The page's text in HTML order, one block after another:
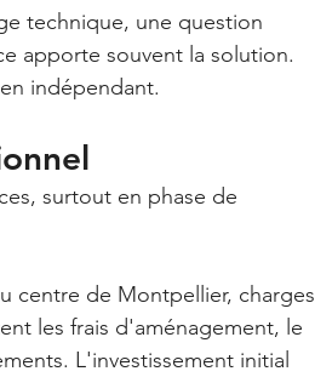
technique, une question
apporte souvent la solution.
indépendant.
surtout en phase de
centre de Montpellier, charges
les frais d'aménagement, le
L'investissement initial